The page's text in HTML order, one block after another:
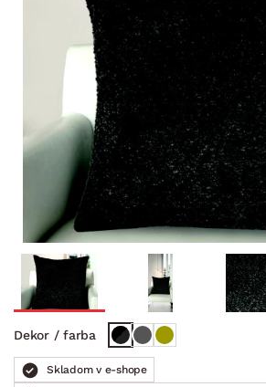
Dekor / farba
Skladom v e-shope